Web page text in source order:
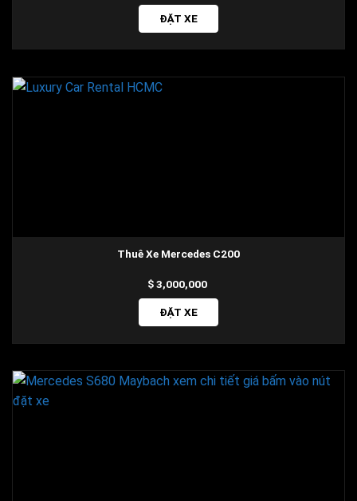
ĐẶT XE
Thuê Xe Mercedes C200
3,000,000
ĐẶT XE